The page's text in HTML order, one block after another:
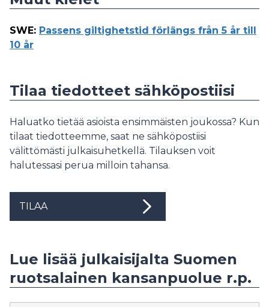
SWE: Passens giltighetstid förlängs från 5 år till
10 år
Tilaa tiedotteet sähköpostiisi
Haluatko tietää asioista ensimmäisten joukossa? Kun
tilaat tiedotteemme, saat ne sähköpostiisi
välittömästi julkaisuhetkellä. Tilauksen voit
halutessasi perua milloin tahansa.
TILAA
Lue lisää julkaisijalta Suomen
ruotsalainen kansanpuolue r.p.